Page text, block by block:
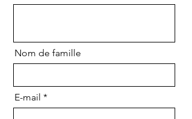
Nom de famille
E-mail